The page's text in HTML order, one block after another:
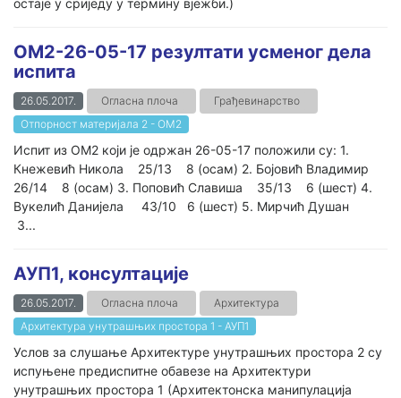
остаје у сриједу у термину вјежби.)
ОМ2-26-05-17 резултати усменог дела
испита
26.05.2017. Огласна плоча
Грађевинарство
Отпорност материјала 2 - ОМ2
Испит из ОМ2 који је одржан 26-05-17 положили су: 1.
Кнежевић Никола 25/13 8 (осам) 2. Бојовић Владимир
26/14 8 (осам) 3. Поповић Славиша 35/13 6 (шест) 4.
Вукелић Данијела 43/10 6 (шест) 5. Мирчић Душан
3...
АУП1, консултације
26.05.2017. Огласна плоча
Архитектура
Архитектура унутрашњих простора 1 - АУП1
Услов за слушање Архитектуре унутрашњих простора 2 су
испуњене предиспитне обавезе на Архитектури
унутрашњих простора 1 (Архитектонска манипулација